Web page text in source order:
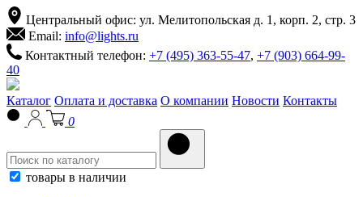
Центральный офис: ул. Мелитопольская д. 1, корп. 2, стр. 3
Email: info@lights.ru
Контактный телефон: +7 (495) 363-55-47, +7 (903) 664-99-
40
Каталог Оплата и доставка О компании Новости Контакты
0
товары в наличии